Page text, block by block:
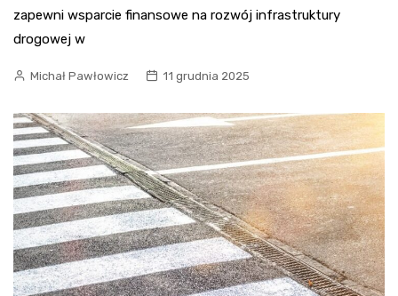
zapewni wsparcie finansowe na rozwój infrastruktury
drogowej w
Michał Pawłowicz 11 grudnia 2025